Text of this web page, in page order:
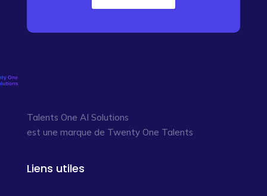
Talents One AI Solutions
est une marque de Twenty One Talents
Liens utiles